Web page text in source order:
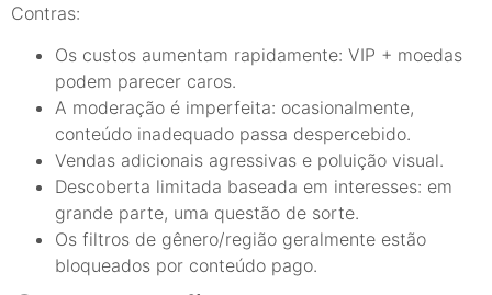
Contras:
Os custos aumentam rapidamente: VIP + moedas
podem parecer caros.
A moderação é imperfeita: ocasionalmente,
conteúdo inadequado passa despercebido.
Vendas adicionais agressivas e poluição visual.
Descoberta limitada baseada em interesses: em
grande parte, uma questão de sorte.
Os filtros de gênero/região geralmente estão
bloqueados por conteúdo pago.